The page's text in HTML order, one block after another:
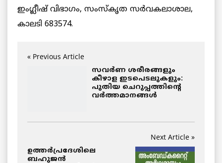
ഇംഗ്ലീഷ് വിഭാഗം, സംസ്‌കൃത സര്‍വകലാശാല,
കാലടി 683574.
« Previous Article
സവര്‍ണ ശരീരങ്ങളും
കീഴാള ഇടപെടലുകളും:
പുതിയ ചെറുപ്പത്തിന്റെ
വര്‍ത്തമാനങ്ങള്‍
Next Article »
ഉത്തര്‍പ്രദേശിലെ
ബഹുജന്‍